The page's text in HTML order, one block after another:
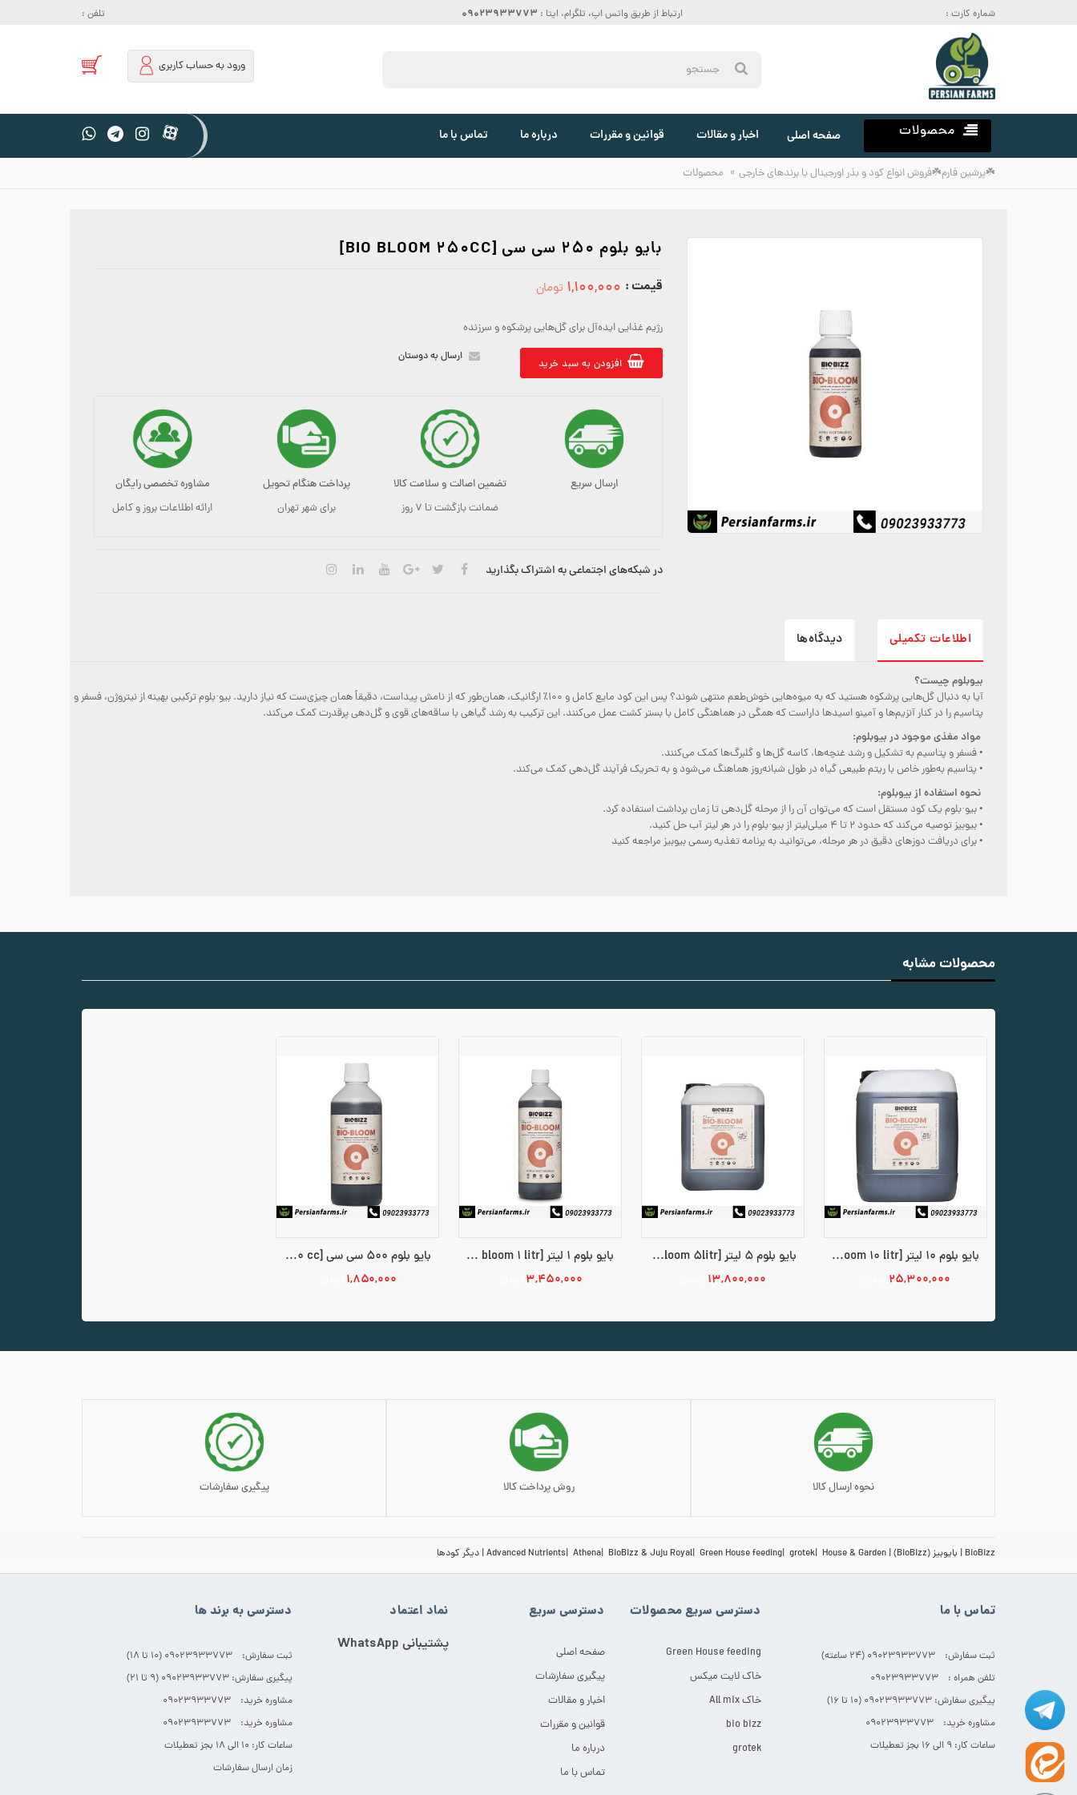
شماره کارت : ارتباط از طریق واتس اپ، تلگرام، ایتا : 09023933773 تلفن :
ورود به حساب کاربری
محصولات صفحه اصلی اخبار و مقالات قوانین و مقررات درباره ما تماس با ما
☘️پرشین فارم☘️فروش انواع کود و بذر اورجینال با برندهای خارجی » محصولات
بایو بلوم 250 سی سی [BIO BLOOM 250CC]
قیمت : ۱,۱۰۰,۰۰۰ تومان
رژیم غذایی ایده‌آل برای گل‌هایی پرشکوه و سرزنده
افزودن به سبد خرید
ارسال به دوستان
ارسال سریع تضمین اصالت و سلامت کالا
ضمانت بازگشت تا ۷ روز
پرداخت هنگام تحویل
برای شهر تهران
مشاوره تخصصی رایگان
ارائه اطلاعات بروز و کامل
در شبکه‌های اجتماعی به اشتراک بگذارید
اطلاعات تکمیلی دیدگاه‌ها
بیوبلوم چیست؟
آیا به دنبال گل‌هایی پرشکوه هستید که به میوه‌هایی خوش‌طعم منتهی شوند؟ پس این کود مایع کامل و ۱۰۰٪ ارگانیک، همان‌طور که از نامش پیداست، دقیقاً همان چیزی‌ست که نیاز دارید. بیو·بلوم ترکیبی بهینه از نیتروژن، فسفر و
پتاسیم را در کنار آنزیم‌ها و آمینو اسیدها داراست که همگی در هماهنگی کامل با بستر کشت عمل می‌کنند. این ترکیب به رشد گیاهی با ساقه‌های قوی و گل‌دهی پرقدرت کمک می‌کند.
مواد مغذی موجود در بیوبلوم:
• فسفر و پتاسیم به تشکیل و رشد غنچه‌ها، کاسه گل‌ها و گلبرگ‌ها کمک می‌کنند.
• پتاسیم به‌طور خاص با ریتم طبیعی گیاه در طول شبانه‌روز هماهنگ می‌شود و به تحریک فرآیند گل‌دهی کمک می‌کند.
نحوه استفاده از بیوبلوم:
• بیو·بلوم یک کود مستقل است که می‌توان آن را از مرحله گل‌دهی تا زمان برداشت استفاده کرد.
• بیوبیز توصیه می‌کند که حدود ۲ تا ۴ میلی‌لیتر از بیو·بلوم را در هر لیتر آب حل کنید.
• برای دریافت دوزهای دقیق در هر مرحله، می‌توانید به برنامه تغذیه رسمی بیوبیز مراجعه کنید
محصولات مشابه
بایو بلوم 10 لیتر [Bio Bloom 10 litr]
۲۵,۳۰۰,۰۰۰
بایو بلوم 5 لیتر [bio bloom 5litr]
۱۳,۸۰۰,۰۰۰
بایو بلوم 1 لیتر [bio bloom 1 litr]
۳,۴۵۰,۰۰۰
بایو بلوم 500 سی سی [bio bloom 500 cc]
۱,۸۵۰,۰۰۰
افزودن به سبد خرید
نحوه ارسال کالا روش پرداخت کالا پیگیری سفارشات
BioBizz بایوبیز (BioBizz) Advanced Nutrients Athena BioBizz & Juju Royal Green House feeding grotek House & Garden دیگر کودها
تماس با ما
ثبت سفارش: 09023933773 (۲۴ ساعته)
تلفن همراه : 09023933773
پیگیری سفارش: 09023933773 (۱۰ تا ۱۶)
مشاوره خرید: 09023933773
ساعات کار: ۹ الی ۱۶ بجز تعطیلات
دسترسی سریع محصولات
Green House feeding
خاک لایت میکس
خاک All mix
bio bizz
grotek
دسترسی سریع
صفحه اصلی
پیگیری سفارشات
اخبار و مقالات
قوانین و مقررات
درباره ما
تماس با ما
نماد اعتماد
پشتیبانی WhatsApp
دسترسی به برند ها
ثبت سفارش: 09023933773 (۱۰ تا ۱۸)
پیگیری سفارش: 09023933773 (۹ تا ۲۱)
مشاوره خرید: 09023933773
مشاوره خرید: 09023933773
ساعات کار: ۱۰ الی ۱۸ بجز تعطیلات
زمان ارسال سفارشات